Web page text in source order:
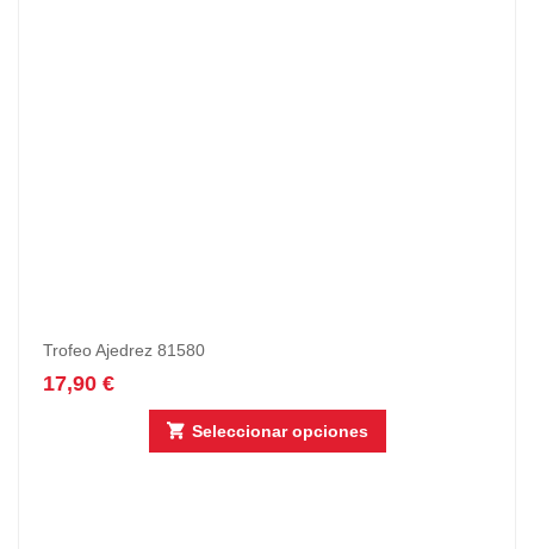
Trofeo Ajedrez 81580
17,90 €
Seleccionar opciones